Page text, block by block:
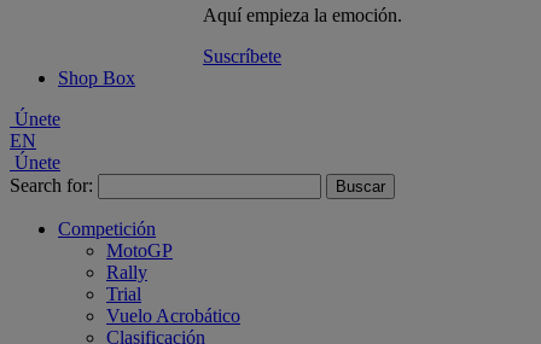
Aquí empieza la emoción.
Suscríbete
Shop Box
Únete
EN
Únete
Search for:
Competición
MotoGP
Rally
Trial
Vuelo Acrobático
Clasificación